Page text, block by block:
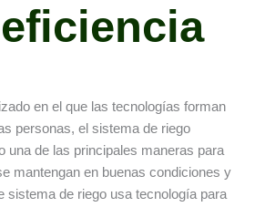
en el que las tecnologías forman
personas, el sistema de riego
una de las principales maneras para
mantengan en buenas condiciones y
sistema de riego usa tecnología para